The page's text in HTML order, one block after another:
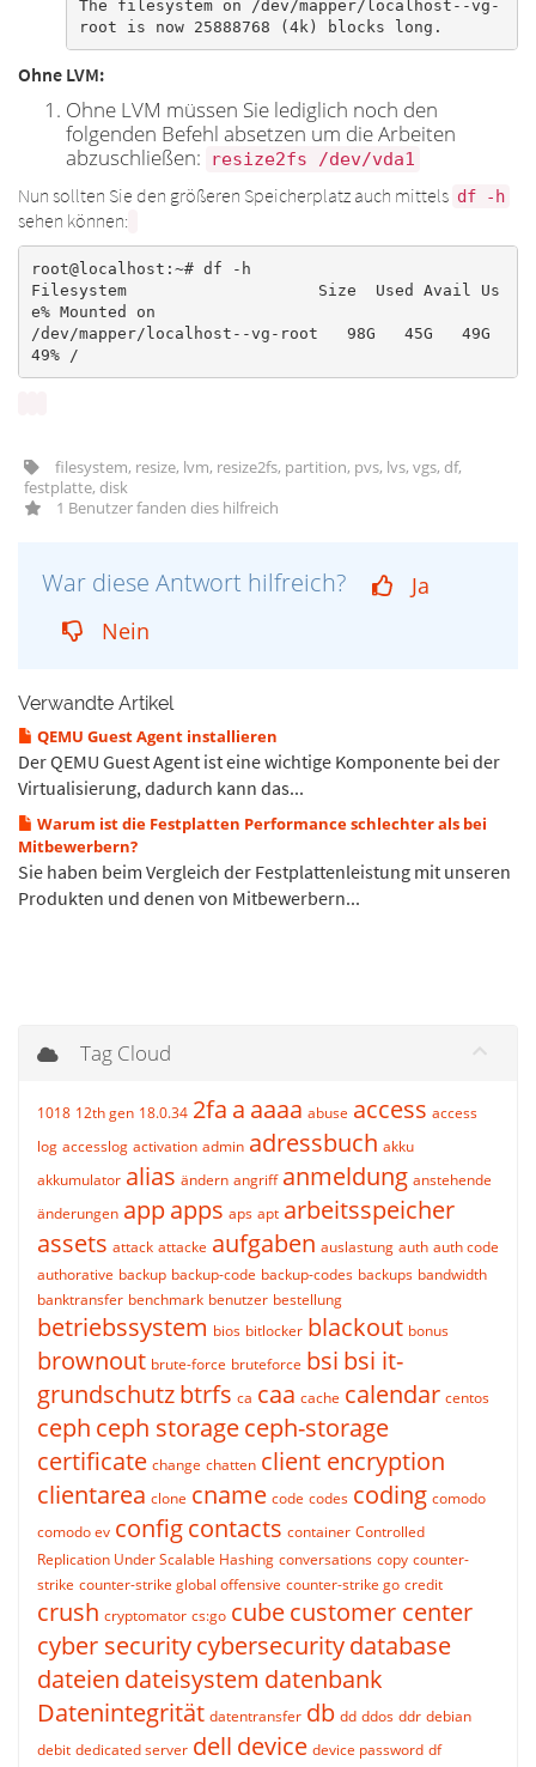
The filesystem on /dev/mapper/localhost--vg-
root is now 25888768 (4k) blocks long.​
Ohne LVM:
Ohne LVM müssen Sie lediglich noch den
folgenden Befehl absetzen um die Arbeiten
abzuschließen:
resize2fs /dev/vda1
Nun sollten Sie den größeren Speicherplatz auch mittels df -h
sehen können:
root@localhost:~# df -h
Filesystem                    Size  Used Avail Us
e% Mounted on
/dev/mapper/localhost--vg-root   98G   45G   49G
49% /
filesystem, resize, lvm, resize2fs, partition, pvs, lvs, vgs, df,
festplatte, disk
1 Benutzer fanden dies hilfreich
War diese Antwort hilfreich?
Ja
Nein
Verwandte Artikel
QEMU Guest Agent installieren
Der QEMU Guest Agent ist eine wichtige Komponente bei der
Virtualisierung, dadurch kann das...
Warum ist die Festplatten Performance schlechter als bei
Mitbewerbern?
Sie haben beim Vergleich der Festplattenleistung mit unseren
Produkten und denen von Mitbewerbern...
Tag Cloud
1018 12th gen 18.0.34 2fa a aaaa abuse access access
log accesslog activation admin adressbuch akku
akkumulator alias ändern angriff anmeldung anstehende
änderungen appapps aps apt arbeitsspeicher
assets attack attacke aufgaben auslastung auth auth code
authorative backup backup-code backup-codes backups bandwidth
banktransfer benchmark benutzer bestellung
betriebssystem bios bitlocker blackout bonus
brownout brute-force bruteforce bsi bsi it-
grundschutzbtrfs ca caa cache calendar centos
ceph ceph storageceph-storage
certificate change chatten client encryption
clientarea clone cname code codes coding comodo
comodo ev configcontacts container Controlled
Replication Under Scalable Hashing conversations copy counter-
strike counter-strike global offensive counter-strike go credit
crush cryptomator cs:go cubecustomer center
cyber securitycybersecuritydatabase
dateien dateisystem datenbank
Datenintegrität datentransfer db dd ddos ddr debian
debit dedicated server dell device device password df